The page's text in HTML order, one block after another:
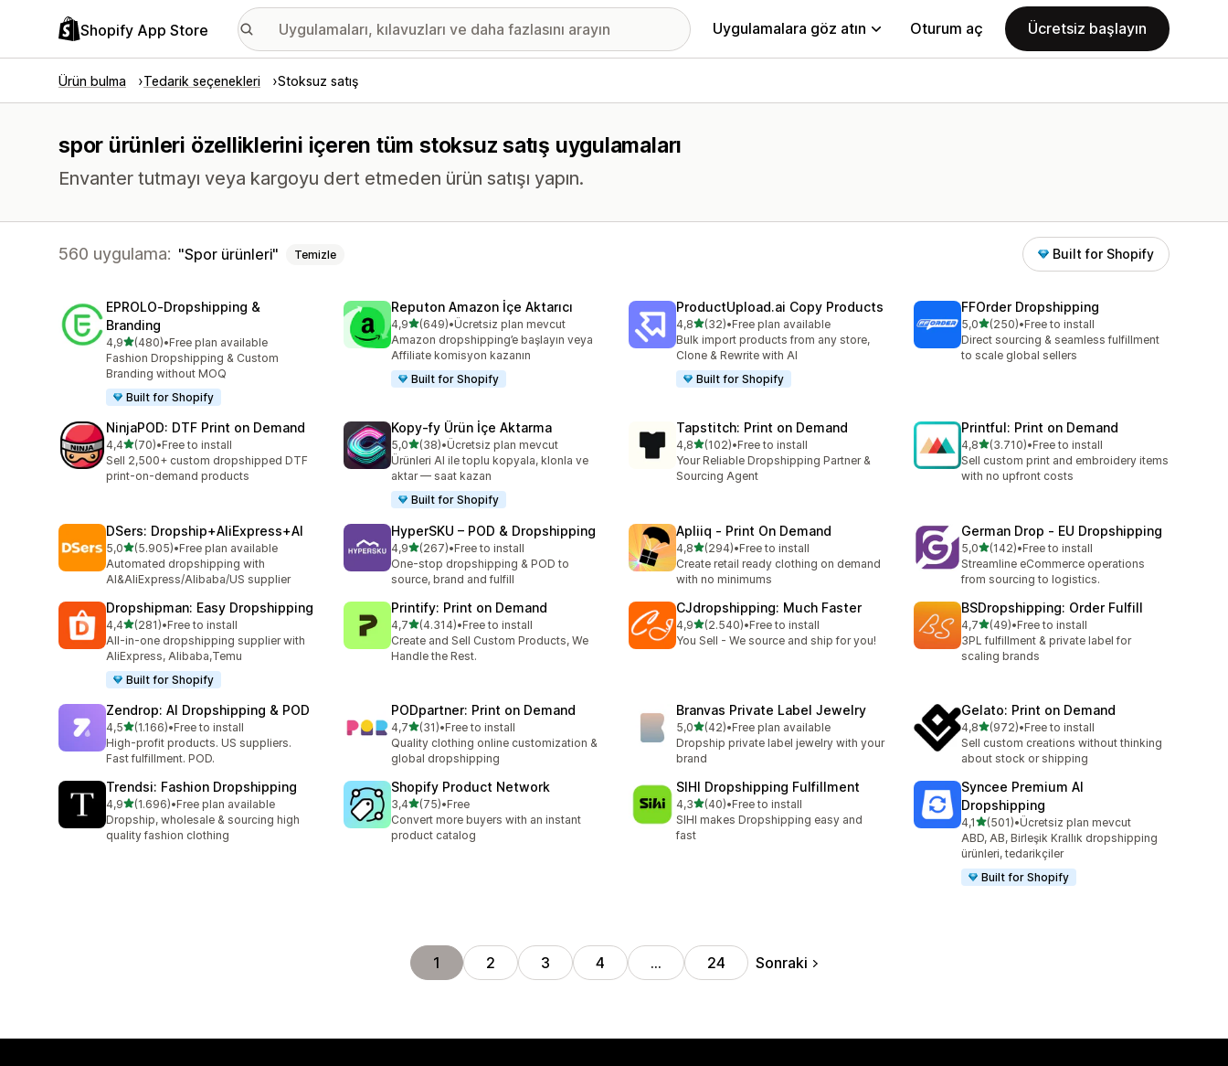
Shopify App Store Uygulamalara göz atın Oturum aç Ücretsiz başlayın
Ürün bulma Tedarik seçenekleri Stoksuz satış
spor ürünleri özelliklerini içeren tüm stoksuz satış uygulamaları
Envanter tutmayı veya kargoyu dert etmeden ürün satışı yapın.
560 uygulama: Spor ürünleri Temizle Built for Shopify
EPROLO‑Dropshipping &
Branding
4,95 yıldız üzerinden
(480)
toplam 480 değerlendirme
•Free plan available
Fashion Dropshipping & Custom
Branding without MOQ
Built for Shopify
Reputon Amazon İçe Aktarıcı
4,95 yıldız üzerinden
(649)
toplam 649 değerlendirme
•Ücretsiz plan mevcut
Amazon dropshipping’e başlayın veya
Affiliate komisyon kazanın
Built for Shopify
ProductUpload.ai Copy Products
4,85 yıldız üzerinden
(32)
toplam 32 değerlendirme
•Free plan available
Bulk import products from any store,
Clone & Rewrite with AI
Built for Shopify
FFOrder Dropshipping
5,05 yıldız üzerinden
(250)
toplam 250 değerlendirme
•Free to install
Direct sourcing & seamless fulfillment
to scale global sellers
NinjaPOD: DTF Print on Demand
4,45 yıldız üzerinden
(70)
toplam 70 değerlendirme
•Free to install
Sell 2,500+ custom dropshipped DTF
print-on-demand products
Kopy‑fy Ürün İçe Aktarma
5,05 yıldız üzerinden
(38)
toplam 38 değerlendirme
•Ücretsiz plan mevcut
Ürünleri AI ile toplu kopyala, klonla ve
aktar — saat kazan
Built for Shopify
Tapstitch: Print on Demand
4,85 yıldız üzerinden
(102)
toplam 102 değerlendirme
•Free to install
Your Reliable Dropshipping Partner &
Sourcing Agent
Printful: Print on Demand
4,85 yıldız üzerinden
(3.710)
toplam 3710 değerlendirme
•Free to install
Sell custom print and embroidery items
with no upfront costs
DSers: Dropship+AliExpress+AI
5,05 yıldız üzerinden
(5.905)
toplam 5905 değerlendirme
•Free plan available
Automated dropshipping with
AI&AliExpress/Alibaba/US supplier
HyperSKU – POD & Dropshipping
4,95 yıldız üzerinden
(267)
toplam 267 değerlendirme
•Free to install
One-stop dropshipping & POD to
source, brand and fulfill
Apliiq ‑ Print On Demand
4,85 yıldız üzerinden
(294)
toplam 294 değerlendirme
•Free to install
Create retail ready clothing on demand
with no minimums
German Drop ‑ EU Dropshipping
5,05 yıldız üzerinden
(142)
toplam 142 değerlendirme
•Free to install
Streamline eCommerce operations
from sourcing to logistics.
Dropshipman: Easy Dropshipping
4,45 yıldız üzerinden
(281)
toplam 281 değerlendirme
•Free to install
All-in-one dropshipping supplier with
AliExpress, Alibaba,Temu
Built for Shopify
Printify: Print on Demand
4,75 yıldız üzerinden
(4.314)
toplam 4314 değerlendirme
•Free to install
Create and Sell Custom Products, We
Handle the Rest.
CJdropshipping: Much Faster
4,95 yıldız üzerinden
(2.540)
toplam 2540 değerlendirme
•Free to install
You Sell - We source and ship for you!
BSDropshipping: Order Fulfill
4,75 yıldız üzerinden
(49)
toplam 49 değerlendirme
•Free to install
3PL fulfillment & private label for
scaling brands
Zendrop: AI Dropshipping & POD
4,55 yıldız üzerinden
(1.166)
toplam 1166 değerlendirme
•Free to install
High-profit products. US suppliers.
Fast fulfillment. POD.
PODpartner: Print on Demand
4,75 yıldız üzerinden
(31)
toplam 31 değerlendirme
•Free to install
Quality clothing online customization &
global dropshipping
Branvas Private Label Jewelry
5,05 yıldız üzerinden
(42)
toplam 42 değerlendirme
•Free plan available
Dropship private label jewelry with your
brand
Gelato: Print on Demand
4,85 yıldız üzerinden
(972)
toplam 972 değerlendirme
•Free to install
Sell custom creations without thinking
about stock or shipping
Trendsi: Fashion Dropshipping
4,95 yıldız üzerinden
(1.696)
toplam 1696 değerlendirme
•Free plan available
Dropship, wholesale & sourcing high
quality fashion clothing
Shopify Product Network
3,45 yıldız üzerinden
(75)
toplam 75 değerlendirme
•Free
Convert more buyers with an instant
product catalog
SIHI Dropshipping Fulfillment
4,35 yıldız üzerinden
(40)
toplam 40 değerlendirme
•Free to install
SIHI makes Dropshipping easy and
fast
Syncee Premium AI
Dropshipping
4,15 yıldız üzerinden
(501)
toplam 501 değerlendirme
•Ücretsiz plan mevcut
ABD, AB, Birleşik Krallık dropshipping
ürünleri, tedarikçiler
Built for Shopify
1 2 3 4 … 24 Sonraki